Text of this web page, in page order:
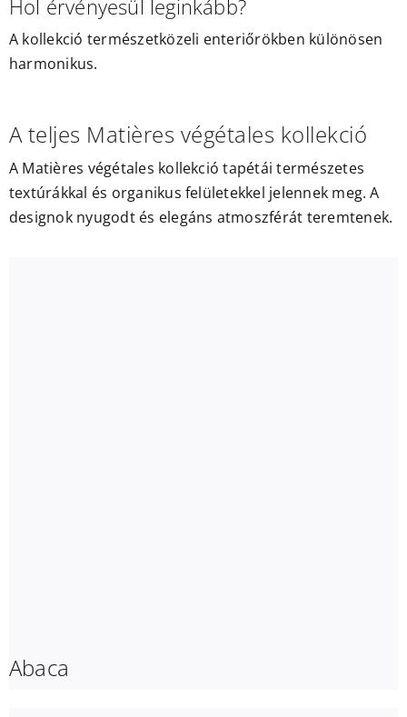
Hol érvényesül leginkább?
A kollekció természetközeli enteriőrökben különösen
harmonikus.
A teljes Matières végétales kollekció
A Matières végétales kollekció tapétái természetes
textúrákkal és organikus felületekkel jelennek meg. A
designok nyugodt és elegáns atmoszférát teremtenek.
Abaca